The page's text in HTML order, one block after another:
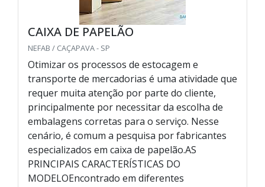
CAIXA DE PAPELÃO
NEFAB / CAÇAPAVA - SP
Otimizar os processos de estocagem e
transporte de mercadorias é uma atividade que
requer muita atenção por parte do cliente,
principalmente por necessitar da escolha de
embalagens corretas para o serviço. Nesse
cenário, é comum a pesquisa por fabricantes
especializados em caixa de papelão.AS
PRINCIPAIS CARACTERÍSTICAS DO
MODELOEncontrado em diferentes